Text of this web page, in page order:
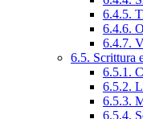
6.4.5.
6.4.6.
6.4.7.
6.5. Scrittura
6.5.1.
6.5.2.
6.5.3.
6.5.4.